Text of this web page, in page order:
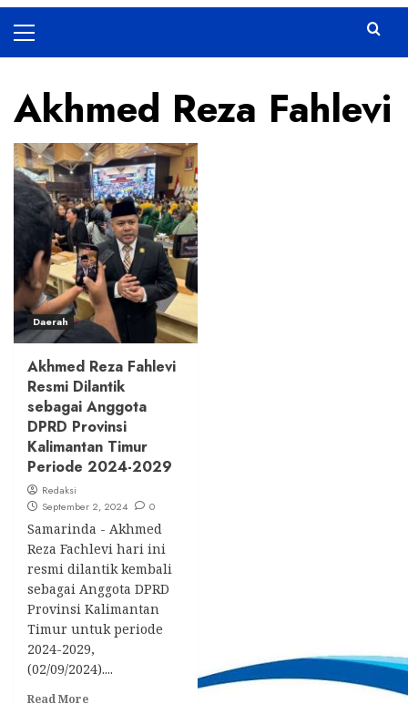
Menu
Akhmed Reza Fahlevi
Daerah
Akhmed Reza Fahlevi
Resmi Dilantik
sebagai Anggota
DPRD Provinsi
Kalimantan Timur
Periode 2024-2029
Redaksi
September 2, 2024
0
Samarinda - Akhmed
Reza Fachlevi hari ini
resmi dilantik kembali
sebagai Anggota DPRD
Provinsi Kalimantan
Timur untuk periode
2024-2029,
(02/09/2024)....
Read MoreRead